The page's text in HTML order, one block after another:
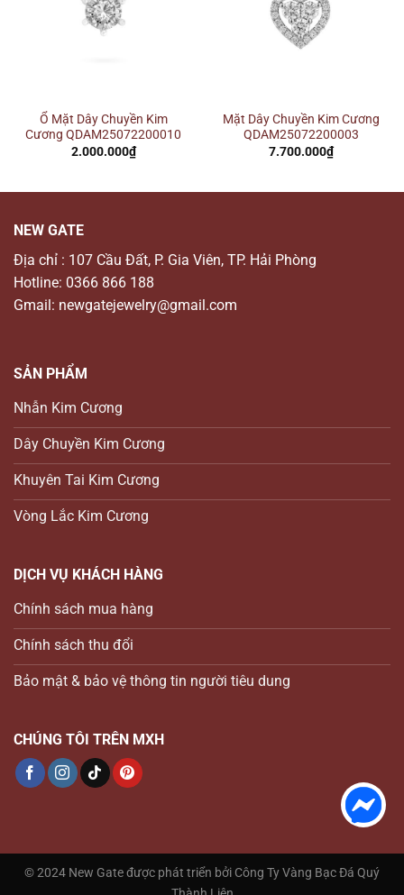
Ổ Mặt Dây Chuyền Kim
Cương QDAM25072200010
2.000.000₫
Mặt Dây Chuyền Kim Cương
QDAM25072200003
7.700.000₫
NEW GATE
Địa chỉ : 107 Cầu Đất, P. Gia Viên, TP. Hải Phòng
Hotline: 0366 866 188
Gmail: newgatejewelry@gmail.com
SẢN PHẨM
Nhẫn Kim Cương
Dây Chuyền Kim Cương
Khuyên Tai Kim Cương
Vòng Lắc Kim Cương
DỊCH VỤ KHÁCH HÀNG
Chính sách mua hàng
Chính sách thu đổi
Bảo mật & bảo vệ thông tin người tiêu dung
CHÚNG TÔI TRÊN MXH
© 2024 New Gate được phát triển bởi Công Ty Vàng Bạc Đá Quý